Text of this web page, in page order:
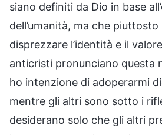
siano definiti da Dio in base
dell’umanità, ma che
disprezzare l’identità e il
anticristi pronunciano questa
ho intenzione di adoperarmi
mentre gli altri sono sotto i
desiderano solo che gli altri